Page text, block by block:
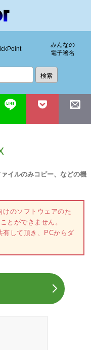
みんなの
電子署名
イルのみコピー、などの機
けのソフトウェアのた
とができません。
有して頂き、PCからダ